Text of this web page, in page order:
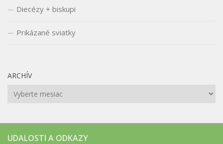
Diecézy + biskupi
Prikázané sviatky
ARCHÍV
Archív
UDALOSTI A ODKAZY